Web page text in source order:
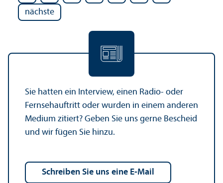
nächste
Sie hatten ein Interview, einen Radio- oder
Fernsehauftritt oder wurden in einem anderen
Medium zitiert? Geben Sie uns gerne Bescheid
und wir fügen Sie hinzu.
Schreiben Sie uns eine E-Mail